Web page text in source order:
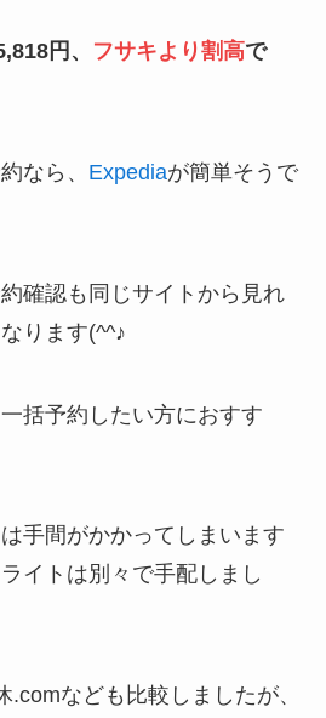
円、 フサキより割高で
なら、 Expediaが簡単そうで
確認も同じサイトから見れ
ります(^^♪
括予約したい方におすす
手間がかかってしまいます
イトは別々で手配しまし
.comなども比較しましたが、